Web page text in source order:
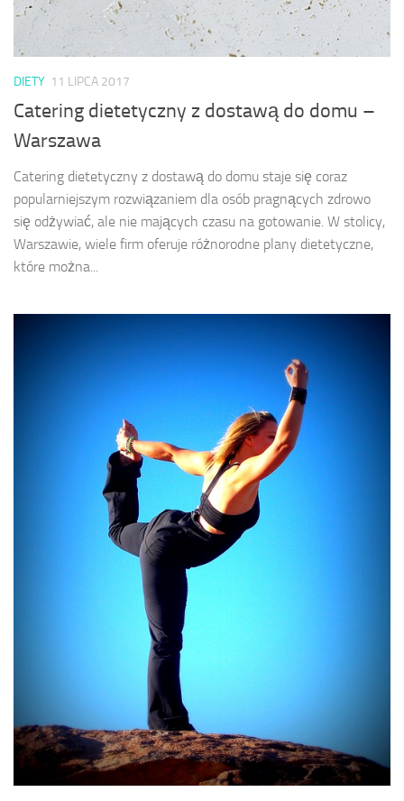
DIETY 11 LIPCA 2017
Catering dietetyczny z dostawą do domu –
Warszawa
Catering dietetyczny z dostawą do domu staje się coraz
popularniejszym rozwiązaniem dla osób pragnących zdrowo
się odżywiać, ale nie mających czasu na gotowanie. W stolicy,
Warszawie, wiele firm oferuje różnorodne plany dietetyczne,
które można...